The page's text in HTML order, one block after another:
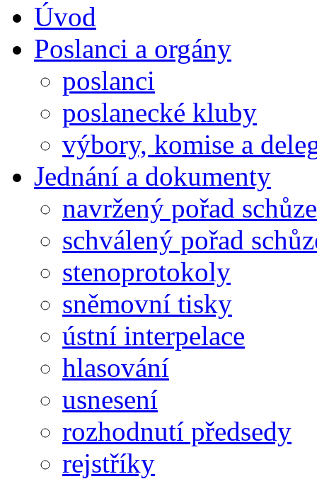
Úvod
Poslanci a orgány
poslanci
poslanecké kluby
výbory, komise a
Jednání a dokumenty
navržený pořad schůze
schválený pořad
stenoprotokoly
sněmovní tisky
ústní interpelace
hlasování
usnesení
rozhodnutí předsedy
rejstříky